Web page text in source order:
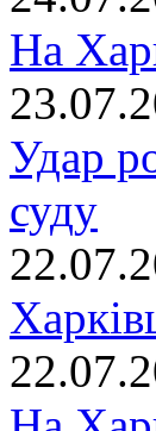
На
Удар
суду